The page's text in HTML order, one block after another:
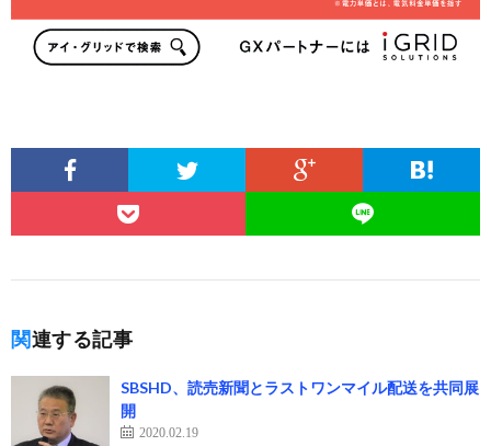
関連する記事
SBSHD、読売新聞とラストワンマイル配送を共同展
開
2020.02.19